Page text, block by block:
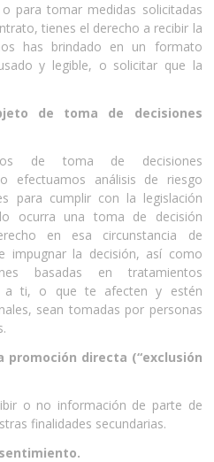
para tomar medidas solicitadas
tienes el derecho a recibir la
has brindado en un formato
y legible, o solicitar que la
de toma de decisiones
de toma de decisiones
efectuamos análisis de riesgo
para cumplir con la legislación
ocurra una toma de decisión
en esa circunstancia de
impugnar la decisión, así como
basadas en tratamientos
a ti, o que te afecten y estén
sean tomadas por personas
promoción directa (“exclusión
o no información de parte de
finalidades secundarias.